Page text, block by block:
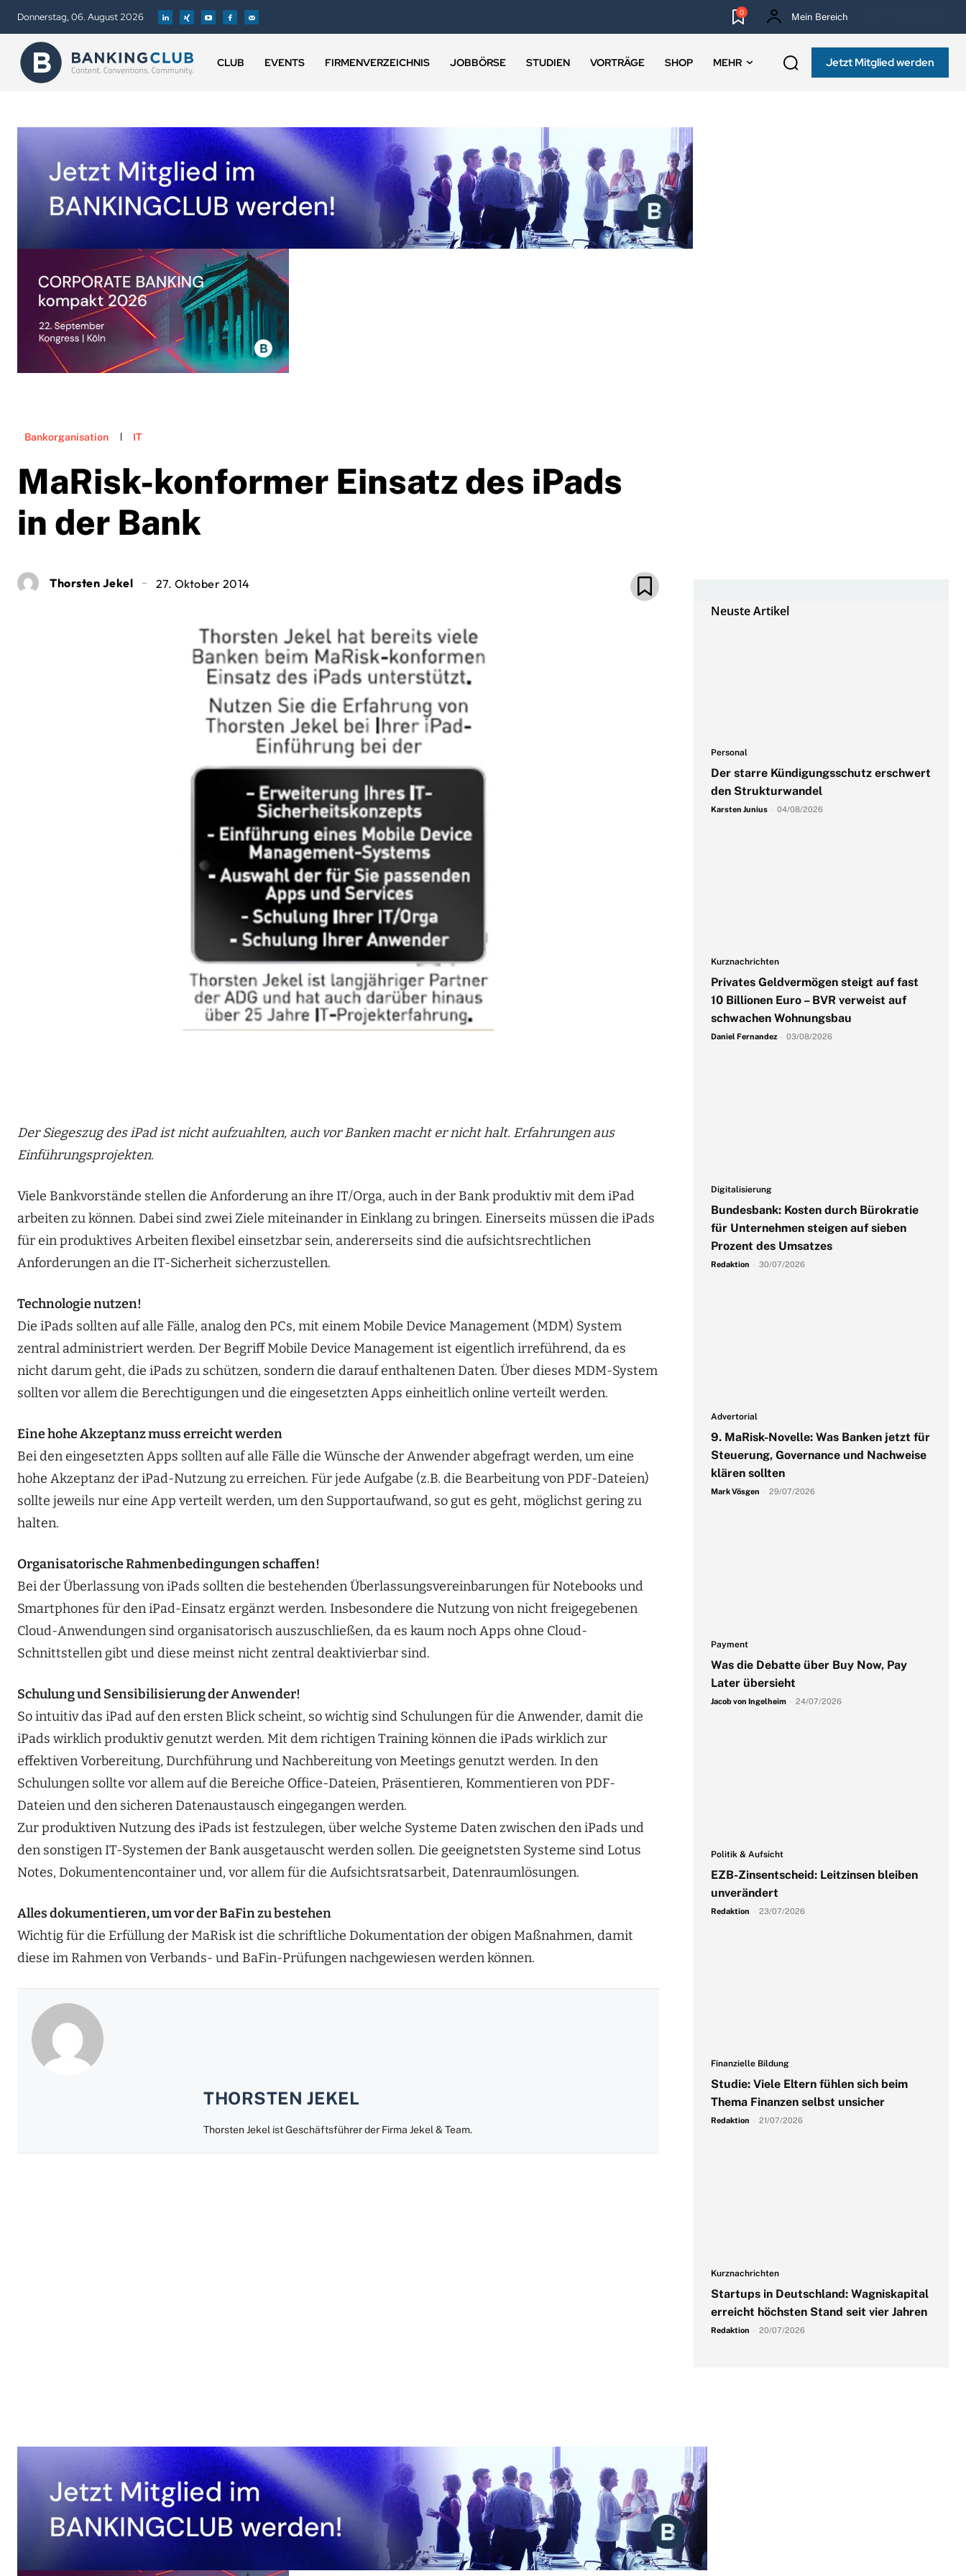
Donnerstag, 06. August 2026 0 Mein Bereich
CLUB EVENTS FIRMENVERZEICHNIS JOBBÖRSE STUDIEN VORTRÄGE SHOP MEHR Jetzt Mitglied werden
Bankorganisation IT
MaRisk-konformer Einsatz des iPads
in der Bank
Thorsten Jekel 27. Oktober 2014
Der Siegeszug des iPad ist nicht aufzuahlten, auch vor Banken macht er nicht halt. Erfahrungen aus
Einführungsprojekten.
Viele Bankvorstände stellen die Anforderung an ihre IT/Orga, auch in der Bank produktiv mit dem iPad
arbeiten zu können. Dabei sind zwei Ziele miteinander in Einklang zu bringen. Einerseits müssen die iPads
für ein produktives Arbeiten flexibel einsetzbar sein, andererseits sind die aufsichtsrechtlichen
Anforderungen an die IT-Sicherheit sicherzustellen.
Technologie nutzen!
Die iPads sollten auf alle Fälle, analog den PCs, mit einem Mobile Device Management (MDM) System
zentral administriert werden. Der Begriff Mobile Device Management ist eigentlich irreführend, da es
nicht darum geht, die iPads zu schützen, sondern die darauf enthaltenen Daten. Über dieses MDM-System
sollten vor allem die Berechtigungen und die eingesetzten Apps einheitlich online verteilt werden.
Eine hohe Akzeptanz muss erreicht werden
Bei den eingesetzten Apps sollten auf alle Fälle die Wünsche der Anwender abgefragt werden, um eine
hohe Akzeptanz der iPad-Nutzung zu erreichen. Für jede Aufgabe (z.B. die Bearbeitung von PDF-Dateien)
sollte jeweils nur eine App verteilt werden, um den Supportaufwand, so gut es geht, möglichst gering zu
halten.
Organisatorische Rahmenbedingungen schaffen!
Bei der Überlassung von iPads sollten die bestehenden Überlassungsvereinbarungen für Notebooks und
Smartphones für den iPad-Einsatz ergänzt werden. Insbesondere die Nutzung von nicht freigegebenen
Cloud-Anwendungen sind organisatorisch auszuschließen, da es kaum noch Apps ohne Cloud-
Schnittstellen gibt und diese meinst nicht zentral deaktivierbar sind.
Schulung und Sensibilisierung der Anwender!
So intuitiv das iPad auf den ersten Blick scheint, so wichtig sind Schulungen für die Anwender, damit die
iPads wirklich produktiv genutzt werden. Mit dem richtigen Training können die iPads wirklich zur
effektiven Vorbereitung, Durchführung und Nachbereitung von Meetings genutzt werden. In den
Schulungen sollte vor allem auf die Bereiche Office-Dateien, Präsentieren, Kommentieren von PDF-
Dateien und den sicheren Datenaustausch eingegangen werden.
Zur produktiven Nutzung des iPads ist festzulegen, über welche Systeme Daten zwischen den iPads und
den sonstigen IT-Systemen der Bank ausgetauscht werden sollen. Die geeignetsten Systeme sind Lotus
Notes, Dokumentencontainer und, vor allem für die Aufsichtsratsarbeit, Datenraumlösungen.
Alles dokumentieren, um vor der BaFin zu bestehen
Wichtig für die Erfüllung der MaRisk ist die schriftliche Dokumentation der obigen Maßnahmen, damit
diese im Rahmen von Verbands- und BaFin-Prüfungen nachgewiesen werden können.
THORSTEN JEKEL
Thorsten Jekel ist Geschäftsführer der Firma Jekel & Team.
Neuste Artikel
Personal
Der starre Kündigungsschutz erschwert
den Strukturwandel
Karsten Junius 04/08/2026
Kurznachrichten
Privates Geldvermögen steigt auf fast
10 Billionen Euro – BVR verweist auf
schwachen Wohnungsbau
Daniel Fernandez 03/08/2026
Digitalisierung
Bundesbank: Kosten durch Bürokratie
für Unternehmen steigen auf sieben
Prozent des Umsatzes
Redaktion 30/07/2026
Advertorial
9. MaRisk-Novelle: Was Banken jetzt für
Steuerung, Governance und Nachweise
klären sollten
Mark Vösgen 29/07/2026
Payment
Was die Debatte über Buy Now, Pay
Later übersieht
Jacob von Ingelheim 24/07/2026
Politik & Aufsicht
EZB-Zinsentscheid: Leitzinsen bleiben
unverändert
Redaktion 23/07/2026
Finanzielle Bildung
Studie: Viele Eltern fühlen sich beim
Thema Finanzen selbst unsicher
Redaktion 21/07/2026
Kurznachrichten
Startups in Deutschland: Wagniskapital
erreicht höchsten Stand seit vier Jahren
Redaktion 20/07/2026